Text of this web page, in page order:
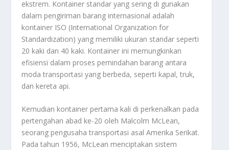
ekstrem. Kontainer standar yang sering di gunakan
dalam pengiriman barang internasional adalah
kontainer ISO (International Organization for
Standardization) yang memiliki ukuran standar seperti
20 kaki dan 40 kaki. Kontainer ini memungkinkan
efisiensi dalam proses pemindahan barang antara
moda transportasi yang berbeda, seperti kapal, truk,
dan kereta api.
Kemudian kontainer pertama kali di perkenalkan pada
pertengahan abad ke-20 oleh Malcolm McLean,
seorang pengusaha transportasi asal Amerika Serikat.
Pada tahun 1956, McLean menciptakan sistem